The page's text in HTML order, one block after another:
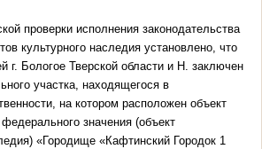
проверки исполнения законодательства
культурного наследия установлено, что
г. Бологое Тверской области и Н. заключен
участка, находящегося в
на котором расположен объект
значения (объект
«Городище «Кафтинский Городок 1